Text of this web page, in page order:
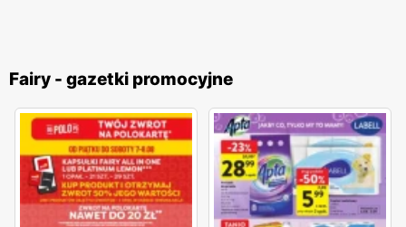
Fairy - gazetki promocyjne